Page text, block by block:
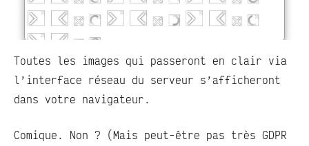
Toutes les images qui passeront en clair via
l’interface réseau du serveur s’afficheront
dans votre navigateur.
Comique. Non ? (Mais peut-être pas très GDPR